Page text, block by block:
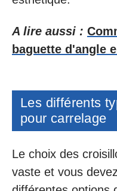
A lire aussi :
baguette d'angle
Les différents
pour carrelage
Le choix des
vaste et vous